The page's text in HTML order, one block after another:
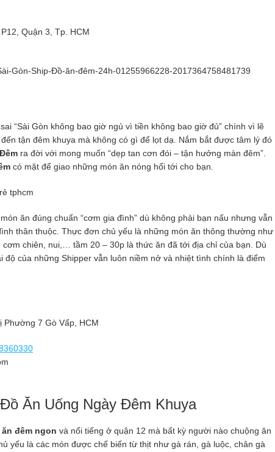
Quận 3, Tp. HCM
Gòn-Ship-Đồ-ăn-đêm-24h-01255966228-2017364758481739
“Sài Gòn không bao giờ ngủ vì tiền không bao giờ đủ” chính vì lẽ
tận đêm khuya mà không có gì để lọt dạ. Nắm bắt được tâm lý đó
ra đời với mong muốn “dẹp tan cơn đói – tận hưởng màn đêm”.
có mặt để giao những món ăn nóng hổi tới cho bạn.
ăn đúng chuẩn “cơm gia đình” dù không phải bạn nấu nhưng vẫn
thân thuộc. Thực đơn chủ yếu là những món ăn thông thường như
chiên, nui,… tầm 20 – 30p là thức ăn đã tới địa chỉ của bạn. Dù
độ của những Shipper vẫn luôn niềm nở và nhiệt tình chính là điểm
Phường 7 Gò Vấp, HCM
Ăn Uống Ngày Đêm Khuya
đêm ngon và nổi tiếng ở quận 12 mà bất kỳ người nào chuộng ăn
yếu là các món được chế biến từ thịt như gà rán, gà luộc, chân gà